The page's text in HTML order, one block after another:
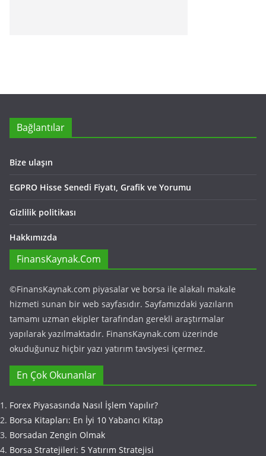
Bağlantılar
Bize ulaşın
EGPRO Hisse Senedi Fiyatı, Grafik ve Yorumu
Gizlilik politikası
Hakkımızda
FinansKaynak.Com
©FinansKaynak.com piyasalar ve borsa ile alakalı makale
hizmeti sunan bir web sayfasıdır. Sayfamızdaki yazıların
tamamı uzman ekipler tarafından gerekli araştırmalar
yapılarak yazılmaktadır. FinansKaynak.com üzerinde
okuduğunuz hiçbir yazı yatırım tavsiyesi içermez.
En Çok Okunanlar
Forex Piyasasında Nasıl İşlem Yapılır?
Borsa Kitapları: En İyi 10 Yabancı Kitap
Borsadan Zengin Olmak
Borsa Stratejileri: 5 Yatırım Stratejisi